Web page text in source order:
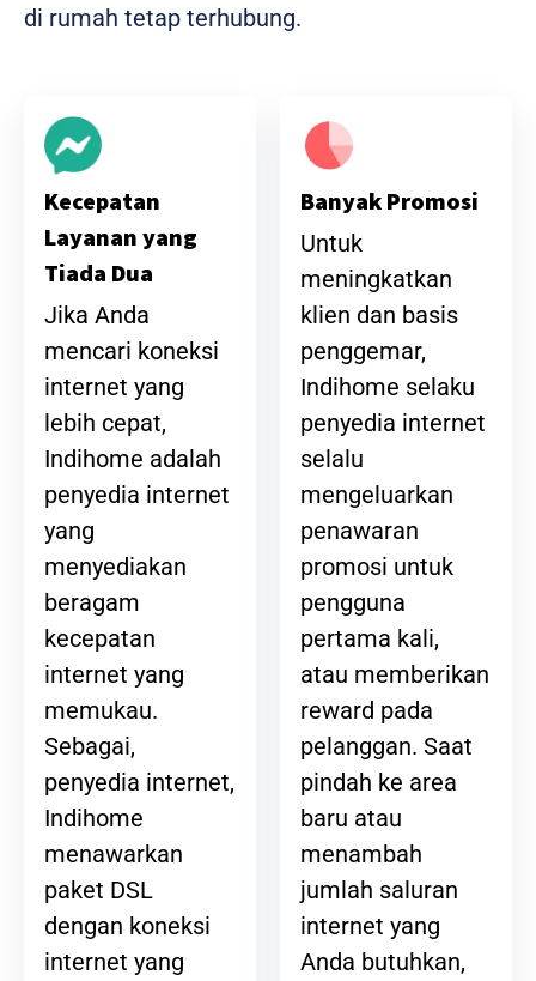
di rumah tetap terhubung.
Kecepatan
Layanan yang
Tiada Dua
Jika Anda
mencari koneksi
internet yang
lebih cepat,
Indihome adalah
penyedia internet
yang
menyediakan
beragam
kecepatan
internet yang
memukau.
Sebagai,
penyedia internet,
Indihome
menawarkan
paket DSL
dengan koneksi
internet yang
Banyak Promosi
Untuk
meningkatkan
klien dan basis
penggemar,
Indihome selaku
penyedia internet
selalu
mengeluarkan
penawaran
promosi untuk
pengguna
pertama kali,
atau memberikan
reward pada
pelanggan. Saat
pindah ke area
baru atau
menambah
jumlah saluran
internet yang
Anda butuhkan,